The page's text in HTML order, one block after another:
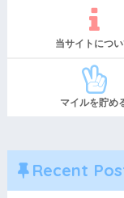
当サイトにつ
マイルを貯め
Recent